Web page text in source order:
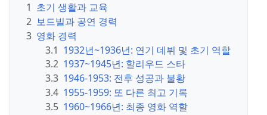
1 초기 생활과 교육
2 보드빌과 공연 경력
3 영화 경력
3.1 1932년~1936년: 연기 데뷔 및 초기 역할
3.2 1937~1945년: 할리우드 스타
3.3 1946-1953: 전후 성공과 불황
3.4 1955-1959: 또 다른 최고 기록
3.5 1960~1966년: 최종 영화 역할